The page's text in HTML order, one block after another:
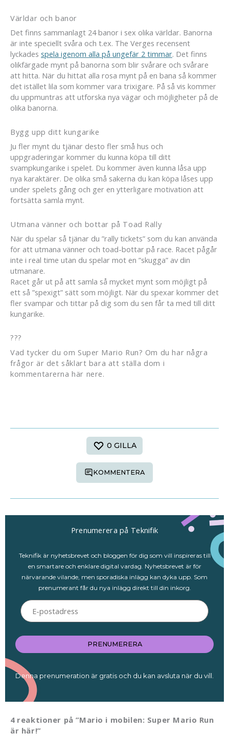
Världar och banor
Det finns sammanlagt 24 banor i sex olika världar. Banorna
är inte speciellt svåra och t.ex. The Verges recensent
lyckades spela igenom alla på ungefär 2 timmar. Det finns
olikfärgade mynt på banorna som blir svårare och svårare
att hitta. När du hittat alla rosa mynt på en bana så kommer
det istället lila som kommer vara trixigare. På så vis kommer
du uppmuntras att utforska nya vägar och möjligheter på de
olika banorna.
Bygg upp ditt kungarike
Ju fler mynt du tjänar desto fler små hus och
uppgraderingar kommer du kunna köpa till ditt
svampkungarike i spelet. Du kommer även kunna låsa upp
nya karaktärer. De olika små sakerna du kan köpa låses upp
under spelets gång och ger en ytterligare motivation att
fortsätta samla mynt.
Utmana vänner och bottar på Toad Rally
När du spelar så tjänar du ”rally tickets” som du kan använda
för att utmana vänner och toad-bottar på race. Racet pågår
inte i real time utan du spelar mot en ”skugga” av din
utmanare.
Racet går ut på att samla så mycket mynt som möjligt på
ett så ”spexigt” sätt som möjligt. När du spexar kommer det
fler svampar och tittar på dig som du sen får ta med till ditt
kungarike.
???
Vad tycker du om Super Mario Run? Om du har några
frågor är det såklart bara att ställa dom i
kommentarerna här nere.
0 GILLA
KOMMENTERA
Prenumerera på Teknifik
Teknifik är nyhetsbrevet och bloggen för dig som vill inspireras till
en smartare och enklare digital vardag. Nyhetsbrevet är för
närvarande vilande, men sporadiska inlägg kan dyka upp. Som
prenumerant får du nya inlägg direkt till din inkorg.
E-
postadress
PRENUMERERA
Denna prenumeration är gratis och du kan avsluta när du vill.
4 reaktioner på ”Mario i mobilen: Super Mario Run
är här!”